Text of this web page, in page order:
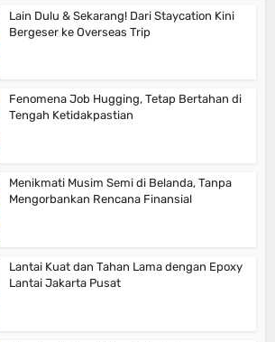
Lain Dulu & Sekarang! Dari Staycation Kini
Bergeser ke Overseas Trip
Fenomena Job Hugging, Tetap Bertahan di
Tengah Ketidakpastian
Menikmati Musim Semi di Belanda, Tanpa
Mengorbankan Rencana Finansial
Lantai Kuat dan Tahan Lama dengan Epoxy
Lantai Jakarta Pusat